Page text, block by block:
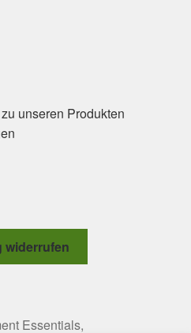
unseren Produkten
widerrufen
Essentials,